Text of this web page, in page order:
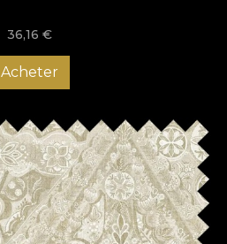
36,16 €
Acheter